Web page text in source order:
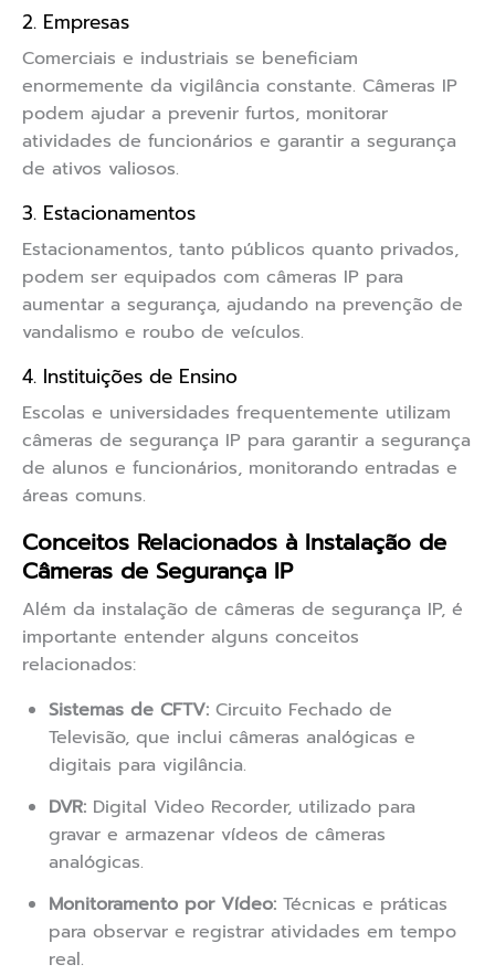
2. Empresas
Comerciais e industriais se beneficiam
enormemente da vigilância constante. Câmeras IP
podem ajudar a prevenir furtos, monitorar
atividades de funcionários e garantir a segurança
de ativos valiosos.
3. Estacionamentos
Estacionamentos, tanto públicos quanto privados,
podem ser equipados com câmeras IP para
aumentar a segurança, ajudando na prevenção de
vandalismo e roubo de veículos.
4. Instituições de Ensino
Escolas e universidades frequentemente utilizam
câmeras de segurança IP para garantir a segurança
de alunos e funcionários, monitorando entradas e
áreas comuns.
Conceitos Relacionados à Instalação de
Câmeras de Segurança IP
Além da instalação de câmeras de segurança IP, é
importante entender alguns conceitos
relacionados:
Sistemas de CFTV: Circuito Fechado de
Televisão, que inclui câmeras analógicas e
digitais para vigilância.
DVR: Digital Video Recorder, utilizado para
gravar e armazenar vídeos de câmeras
analógicas.
Monitoramento por Vídeo: Técnicas e práticas
para observar e registrar atividades em tempo
real.